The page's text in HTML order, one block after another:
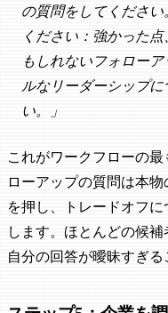
の質問をしてくださ
ください：強かった
もしれないフォロー
ルなリーダーシップ
い。」
これがワークフローの最
ローアップの質問は本
を押し、トレードオフ
します。ほとんどの候補
自分の回答が曖昧すぎる